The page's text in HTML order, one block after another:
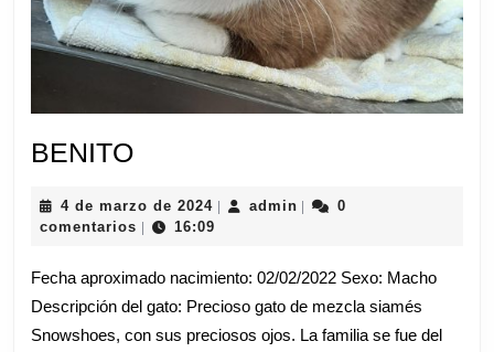
BENITOBENITO
4 de marzo de 20244
de
2024
| adminadmin
|
0
comentarios | 16:09
Fecha aproximado nacimiento: 02/02/2022 Sexo: Macho
Descripción del gato: Precioso gato de mezcla siamés
Snowshoes, con sus preciosos ojos. La familia se fue del